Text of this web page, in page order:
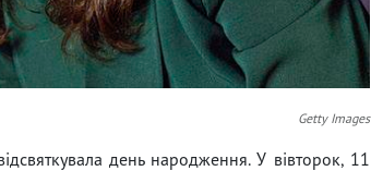
Getty Images
день народження. У вівторок, 11